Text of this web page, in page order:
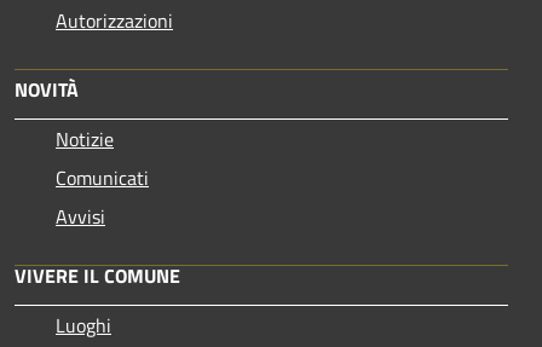
Autorizzazioni
NOVITÀ
Notizie
Comunicati
Avvisi
VIVERE IL COMUNE
Luoghi